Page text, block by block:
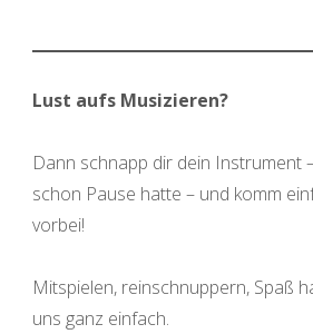
Lust aufs Musizieren?
Dann schnapp dir dein Instrument
schon Pause hatte – und komm
vorbei!
Mitspielen, reinschnuppern, Spaß
uns ganz einfach.